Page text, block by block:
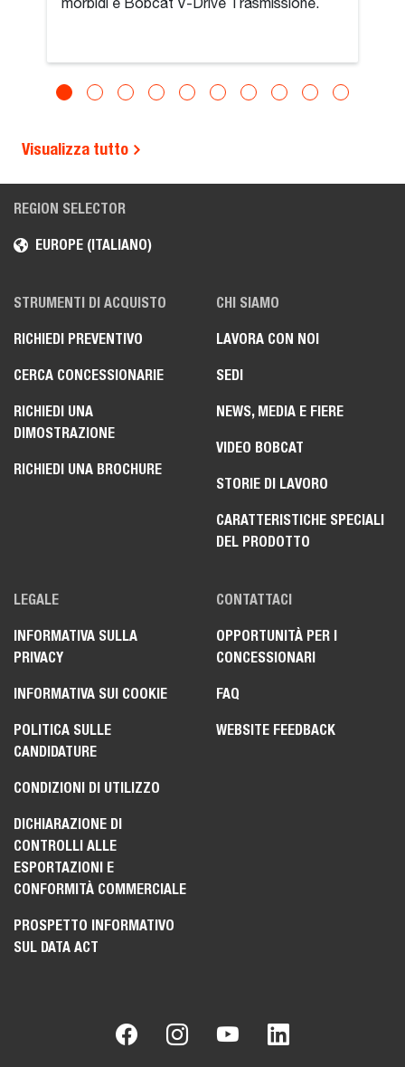
morbidi e Bobcat V-Drive Trasmissione.
Visualizza tutto
REGION SELECTOR
EUROPE (ITALIANO)
STRUMENTI DI ACQUISTO
RICHIEDI PREVENTIVO
CERCA CONCESSIONARIE
RICHIEDI UNA
DIMOSTRAZIONE
RICHIEDI UNA BROCHURE
CHI SIAMO
LAVORA CON NOI
SEDI
NEWS, MEDIA E FIERE
VIDEO BOBCAT
STORIE DI LAVORO
CARATTERISTICHE SPECIALI
DEL PRODOTTO
LEGALE
INFORMATIVA SULLA
PRIVACY
INFORMATIVA SUI COOKIE
POLITICA SULLE
CANDIDATURE
CONDIZIONI DI UTILIZZO
DICHIARAZIONE DI
CONTROLLI ALLE
ESPORTAZIONI E
CONFORMITÀ COMMERCIALE
PROSPETTO INFORMATIVO
SUL DATA ACT
CONTATTACI
OPPORTUNITÀ PER I
CONCESSIONARI
FAQ
WEBSITE FEEDBACK